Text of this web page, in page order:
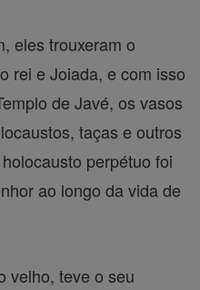
eles trouxeram o
rei e Joiada, e com isso
de Javé, os vasos
taças e outros
perpétuo foi
ao longo da vida de
velho, teve o seu